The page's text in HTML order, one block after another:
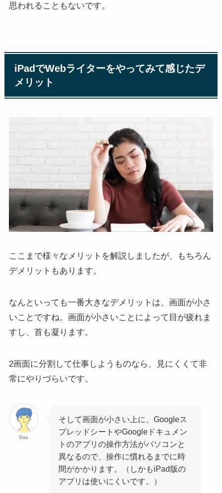
思われることもないです。
iPadでWebライターをやってみて感じたデ
メリット
ここまで様々なメリットを解説しましたが、もちろん
デメリットもあります。
なんといっても一番大きなデメリットは、画面が小さ
いことですね。画面が小さいことによって目が疲れま
すし、首も凝ります。
2画面に分割して仕事しようものなら、見にくくて非
常にやりづらいです。
Sou
そして画面が小さい上に、Googleス
プレッドシートやGoogleドキュメン
トのアプリの操作方法がパソコンと
異なるので、操作に慣れるまでに時
間がかかります。（しかもiPad版の
アプリは使いにくいです。）